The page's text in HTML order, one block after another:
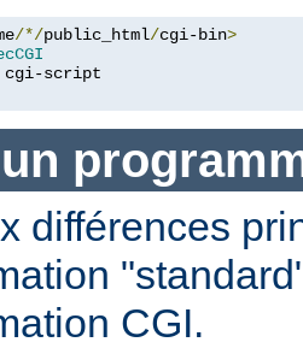
/*/public_html/cgi-bin>
différences
CGI.